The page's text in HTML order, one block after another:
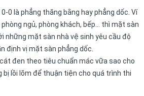
0 là phẳng thăng bằng hay phẳng dốc. Ví
ngủ, phòng khách, bếp… thì mặt sàn
những mặt sàn nhà vệ sinh yêu cầu độ
định vị mặt sàn phẳng dốc.
đen theo tiêu chuẩn mác vữa sao cho
bị lồi lõm để thuận tiện cho quá trình thi